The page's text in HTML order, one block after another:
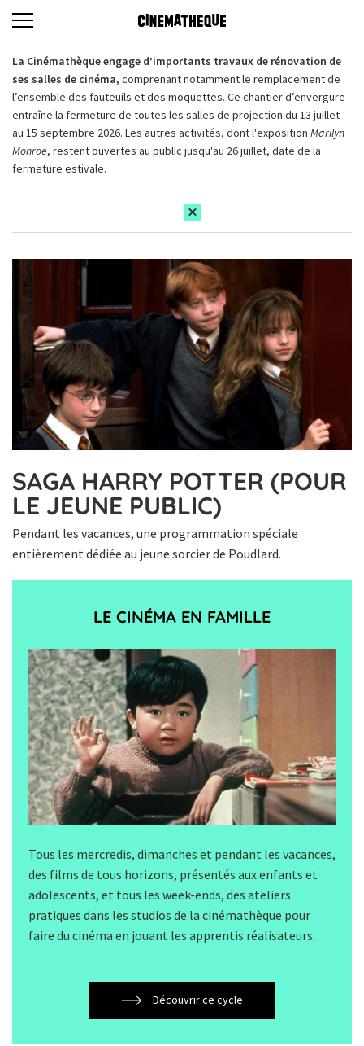
La Cinémathèque engage d’importants travaux de rénovation de
ses salles de cinéma, comprenant notamment le remplacement de
l’ensemble des fauteuils et des moquettes. Ce chantier d’envergure
entraîne la fermeture de toutes les salles de projection du 13 juillet
au 15 septembre 2026. Les autres activités, dont l'exposition Marilyn
Monroe, restent ouvertes au public jusqu'au 26 juillet, date de la
fermeture estivale.
SAGA HARRY POTTER (POUR
LE JEUNE PUBLIC)
Pendant les vacances, une programmation spéciale
entièrement dédiée au jeune sorcier de Poudlard.
LE CINÉMA EN FAMILLE
Tous les mercredis, dimanches et pendant les vacances,
des films de tous horizons, présentés aux enfants et
adolescents, et tous les week-ends, des ateliers
pratiques dans les studios de la cinémathèque pour
faire du cinéma en jouant les apprentis réalisateurs.
Découvrir ce cycle